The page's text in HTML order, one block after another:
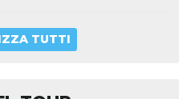
TUTTI